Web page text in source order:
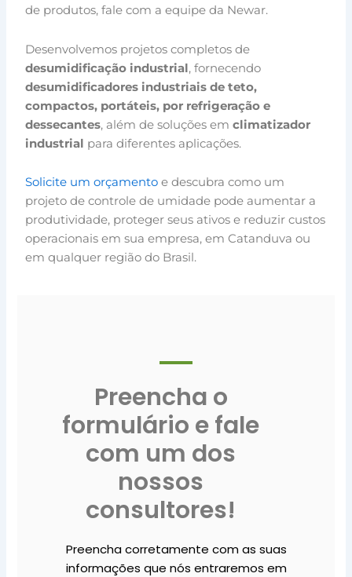
de produtos, fale com a equipe da Newar.
Desenvolvemos projetos completos de
desumidificação industrial, fornecendo
desumidificadores industriais de teto,
compactos, portáteis, por refrigeração e
dessecantes, além de soluções emclimatizador
industrial para diferentes aplicações.
Solicite um orçamento e descubra como um
projeto de controle de umidade pode aumentar a
produtividade, proteger seus ativos e reduzir custos
operacionais em sua empresa, em Catanduva ou
em qualquer região do Brasil.
Preencha o
formulário e fale
com um dos
nossos
consultores!
Preencha corretamente com as suas
informações que nós entraremos em